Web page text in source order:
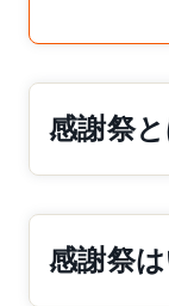
感謝祭
感謝祭